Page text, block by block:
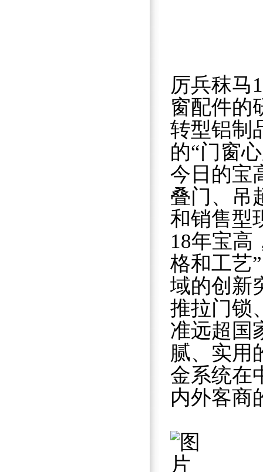
厉兵秣马
窗配件的
转型铝制
的“门窗
今日的宝
叠门、吊
和销售型
18年宝高
格和工艺
域的创新
推拉门锁
准远超国
腻、实用
金系统在
内外客商